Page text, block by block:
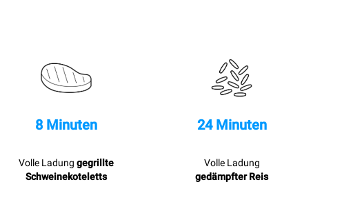
8 Minuten
Volle Ladung gegrillte
Schweinekoteletts
24 Minuten
Volle Ladung
gedämpfter Reis